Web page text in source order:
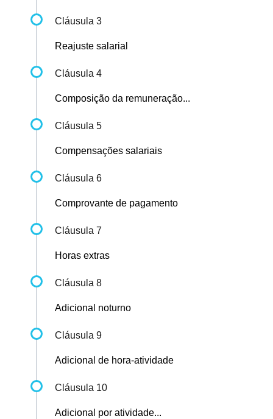
Cláusula 3
Reajuste salarial
Cláusula 4
Composição da remuneração...
Cláusula 5
Compensações salariais
Cláusula 6
Comprovante de pagamento
Cláusula 7
Horas extras
Cláusula 8
Adicional noturno
Cláusula 9
Adicional de hora-atividade
Cláusula 10
Adicional por atividade...